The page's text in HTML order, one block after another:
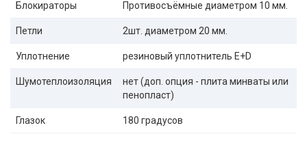
Блокираторы Противосъёмные диаметром 10 мм.
Петли 2шт. диаметром 20 мм.
Уплотнение резиновый уплотнитель E+D
Шумотеплоизоляция
нет (доп. опция - плита минваты или
пенопласт)
Глазок 180 градусов